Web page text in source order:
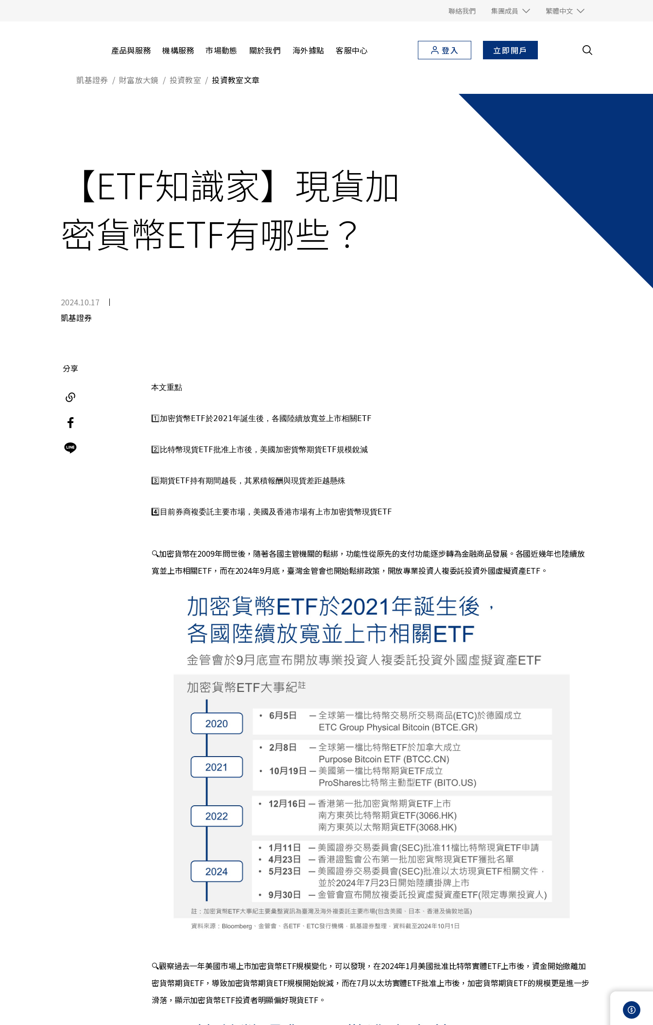
聯絡我們 集團成員 繁體中文
產品與服務 機構服務 市場動態 關於我們 海外據點 客服中心 登入 立即開戶
凱基證券 財富放大鏡 投資教室 投資教室文章
【ETF知識家】現貨加
密貨幣ETF有哪些？
2024.10.17
凱基證券
分享
本文重點
1️⃣ 加密貨幣ETF於2021年誕生後，各國陸續放寬並上市相關ETF
2️⃣ 比特幣現貨ETF批准上市後，美國加密貨幣期貨ETF規模銳減
3️⃣期貨ETF持有期間越長，其累積報酬與現貨差距越懸殊
4️⃣目前券商複委託主要市場，美國及香港市場有上市加密貨幣現貨ETF
🔍加密貨幣在2009年問世後，隨著各國主管機關的鬆綁，功能性從原先的支付功能逐步轉為金融商品發展。各國近幾年也陸續放
寬並上市相關ETF，而在2024年9月底，臺灣金管會也開始鬆綁政策，開放專業投資人複委託投資外國虛擬資產ETF。
🔍觀察過去一年美國市場上市加密貨幣ETF規模變化，可以發現，在2024年1月美國批准比特幣實體ETF上市後，資金開始撤離加
密貨幣期貨ETF，導致加密貨幣期貨ETF規模開始銳減，而在7月以太坊實體ETF批准上市後，加密貨幣期貨ETF的規模更是進一步
滑落，顯示加密貨幣ETF投資者明顯偏好現貨ETF。